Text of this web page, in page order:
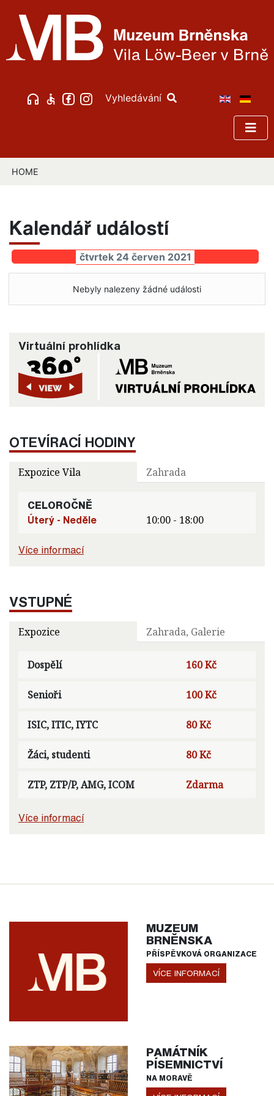
Vyhledávání
HOME
Kalendář událostí
čtvrtek 24 červen 2021
Nebyly nalezeny žádné události
Virtuální prohlídka
OTEVÍRACÍ HODINY
Expozice Vila Zahrada
CELOROČNĚ
Úterý - Neděle
10:00 - 18:00
Více informací
VSTUPNÉ
Expozice Zahrada, Galerie
Dospělí 160 Kč
Senioři 100 Kč
ISIC, ITIC, IYTC 80 Kč
Žáci, studenti 80 Kč
ZTP, ZTP/P, AMG, ICOM Zdarma
Více informací
MUZEUM
BRNĚNSKA
PŘÍSPĚVKOVÁ ORGANIZACE
VÍCE INFORMACÍ
PAMÁTNÍK
PÍSEMNICTVÍ
NA MORAVĚ